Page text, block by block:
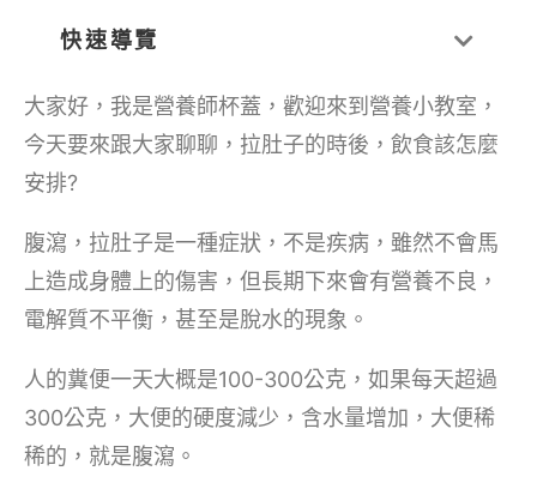
快速導覽
大家好，我是營養師杯蓋，歡迎來到營養小教室，
今天要來跟大家聊聊，拉肚子的時後，飲食該怎麼
安排?
腹瀉，拉肚子是一種症狀，不是疾病，雖然不會馬
上造成身體上的傷害，但長期下來會有營養不良，
電解質不平衡，甚至是脫水的現象。
人的糞便一天大概是100-300公克，如果每天超過
300公克，大便的硬度減少，含水量增加，大便稀
稀的，就是腹瀉。